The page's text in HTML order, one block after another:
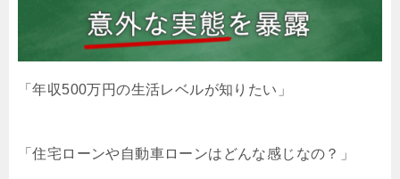
「年収500万円の生活レベルが知りたい」
「住宅ローンや自動車ローンはどんな感じなの？」